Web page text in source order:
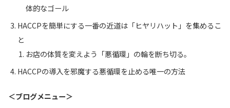
体的なゴール
HACCPを簡単にする一番の近道は「ヒヤリハット」を集めるこ
と
お店の体質を変えよう「悪循環」の輪を断ち切る。
HACCPの導入を邪魔する悪循環を止める唯一の方法
＜ブログメニュー＞